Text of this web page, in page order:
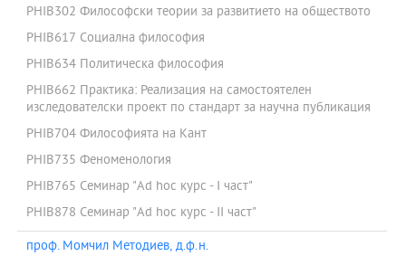
PHIB302 Философски теории за развитието на обществото
PHIB617 Социална философия
PHIB634 Политическа философия
PHIB662 Практика: Реализация на самостоятелен
изследователски проект по стандарт за научна публикация
PHIB704 Философията на Кант
PHIB735 Феноменология
PHIB765 Семинар "Ad hoc курс - І част"
PHIB878 Семинар "Ad hoc курс - ІІ част"
проф. Момчил Методиев, д.ф.н.